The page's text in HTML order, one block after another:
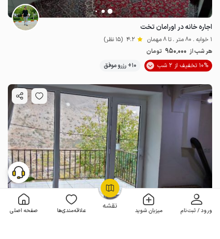
نقشه ورود / ثبت‌نام میزبان شوید علاقه‌مندی‌ها صفحه اصلی
OpenStreetMap
اجاره خانه در اورامان تخت
1 خوابه . 80 متر . تا 8 مهمان 4.2 (15 نظر)
هر شب از 950٬000 تومان
10% تخفیف از 2 شب
10+ رزرو موفق